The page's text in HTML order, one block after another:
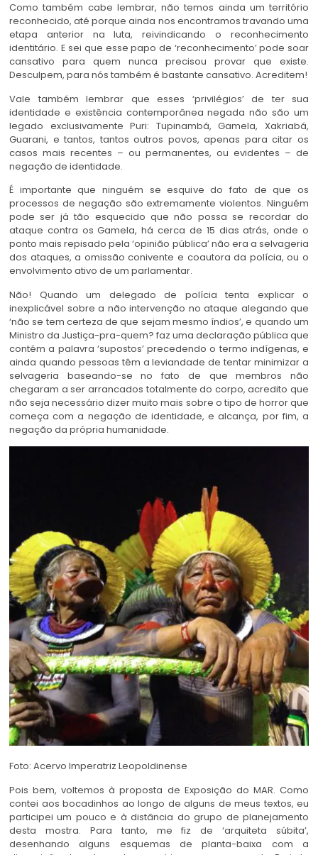
Como também cabe lembrar, não temos ainda um território
reconhecido, até porque ainda nos encontramos travando uma
etapa anterior na luta, reivindicando o reconhecimento
identitário. E sei que esse papo de ‘reconhecimento’ pode soar
cansativo para quem nunca precisou provar que existe.
Desculpem, para nós também é bastante cansativo. Acreditem!
Vale também lembrar que esses ‘privilégios’ de ter sua
identidade e existência contemporânea negada não são um
legado exclusivamente Puri: Tupinambá, Gamela, Xakriabá,
Guarani, e tantos, tantos outros povos, apenas para citar os
casos mais recentes – ou permanentes, ou evidentes – de
negação de identidade.
É importante que ninguém se esquive do fato de que os
processos de negação são extremamente violentos. Ninguém
pode ser já tão esquecido que não possa se recordar do
ataque contra os Gamela, há cerca de 15 dias atrás, onde o
ponto mais repisado pela ‘opinião pública’ não era a selvageria
dos ataques, a omissão conivente e coautora da polícia, ou o
envolvimento ativo de um parlamentar.
Não! Quando um delegado de polícia tenta explicar o
inexplicável sobre a não intervenção no ataque alegando que
‘não se tem certeza de que sejam mesmo índios’, e quando um
Ministro da Justiça-pra-quem? faz uma declaração pública que
contém a palavra ‘supostos’ precedendo o termo indígenas, e
ainda quando pessoas têm a leviandade de tentar minimizar a
selvageria baseando-se no fato de que membros não
chegaram a ser arrancados totalmente do corpo, acredito que
não seja necessário dizer muito mais sobre o tipo de horror que
começa com a negação de identidade, e alcança, por fim, a
negação da própria humanidade.
Foto: Acervo Imperatriz Leopoldinense
Pois bem, voltemos à proposta de Exposição do MAR. Como
contei aos bocadinhos ao longo de alguns de meus textos, eu
participei um pouco e à distância do grupo de planejamento
desta mostra. Para tanto, me fiz de ‘arquiteta súbita’,
desenhando alguns esquemas de planta-baixa com a